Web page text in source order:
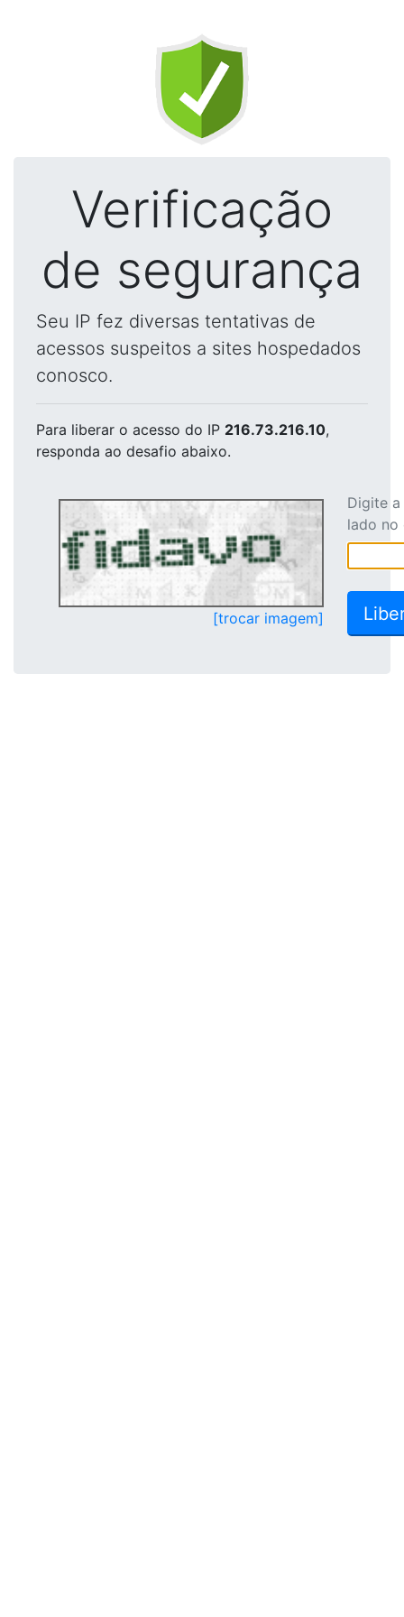
Verificação
de segurança
Seu IP fez diversas tentativas de
acessos suspeitos a sites hospedados
conosco.
Para liberar o acesso do IP 216.73.216.10,
responda ao desafio abaixo.
[trocar imagem]
Digite
lado no